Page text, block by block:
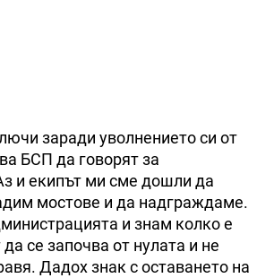
заради уволнението си от
БСП да говорят за
и екипът ми сме дошли да
мостове и да надграждаме.
и знам колко е
се започва от нулата и не
Дадох знак с оставането на